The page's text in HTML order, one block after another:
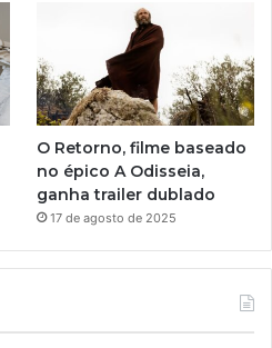
O Retorno, filme baseado
no épico A Odisseia,
ganha trailer dublado
17 de agosto de 2025